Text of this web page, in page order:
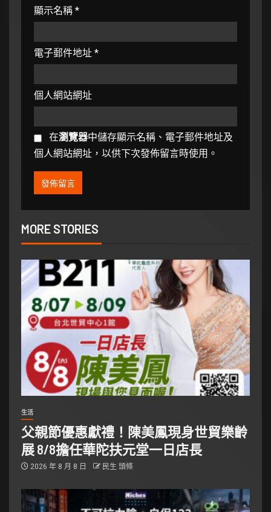
顯示名稱 *
電子郵件地址 *
個人網站網址
在瀏覽器中儲存顯示名稱、電子郵件地址及
個人網站網址，以供下次發佈留言時使用。
MORE STORIES
生活
父親節優惠獻禮！陳美鳳現身世貿樂齡
展 8/8擔任華陀扶元堂一日店長
2026 年 8 月 8 日 民生 頭條